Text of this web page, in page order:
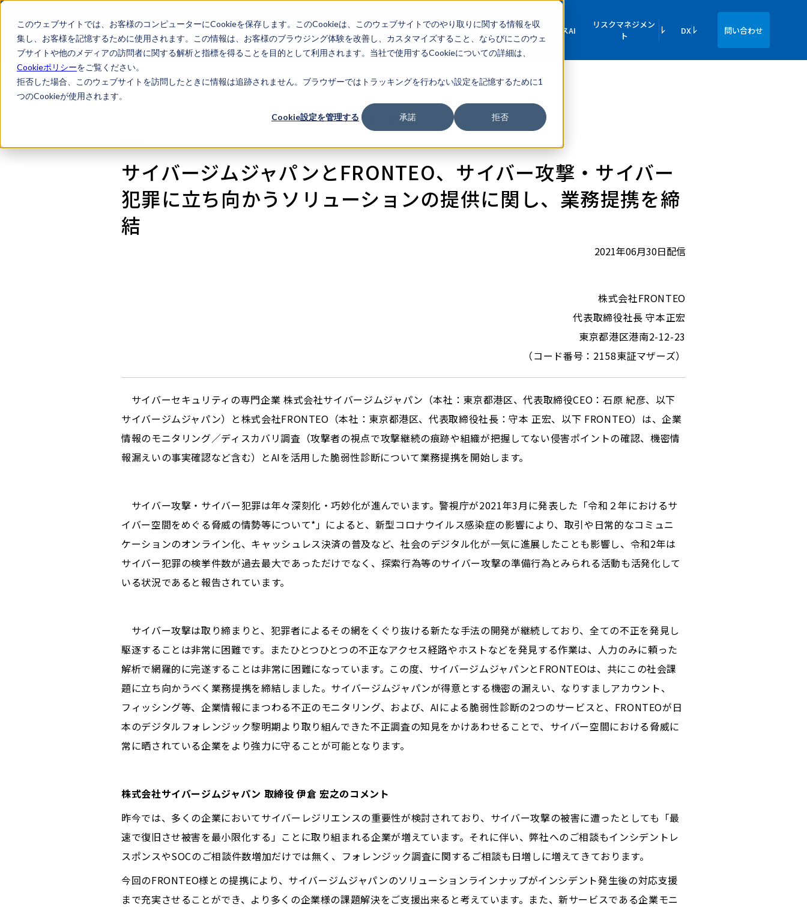
このウェブサイトでは、お客様のコンピューターにCookieを保存します。このCookieは、このウェブサイトでのやり取りに関する情報を収
集し、お客様を記憶するために使用されます。この情報は、お客様のブラウジング体験を改善し、カスタマイズすること、ならびにこのウェ
ブサイトや他のメディアの訪問者に関する解析と指標を得ることを目的として利用されます。当社で使用するCookieについての詳細は、
Cookieポリシーをご覧ください。
拒否した場合、このウェブサイトを訪問したときに情報は追跡されません。ブラウザーではトラッキングを行わない設定を記憶するために1
つのCookieが使用されます。
Cookie設定を管理する 承諾 拒否
企業情
報
IR情報 ライフサイエンスAI
リスクマネジメン
ト
DX 問い合わせ
- 報道関係者各位 -
サイバージムジャパンとFRONTEO、サイバー攻撃・サイバー
犯罪に立ち向かうソリューションの提供に関し、業務提携を締
結
2021年06月30日配信
株式会社FRONTEO
代表取締役社長 守本正宏
東京都港区港南2-12-23
（コード番号：2158東証マザーズ）
サイバーセキュリティの専門企業 株式会社サイバージムジャパン（本社：東京都港区、代表取締役CEO：石原 紀彦、以下
サイバージムジャパン）と株式会社FRONTEO（本社：東京都港区、代表取締役社長：守本 正宏、以下 FRONTEO）は、企業
情報のモニタリング／ディスカバリ調査（攻撃者の視点で攻撃継続の痕跡や組織が把握してない侵害ポイントの確認、機密情
報漏えいの事実確認など含む）とAIを活用した脆弱性診断について業務提携を開始します。
サイバー攻撃・サイバー犯罪は年々深刻化・巧妙化が進んでいます。警視庁が2021年3月に発表した「令和２年におけるサ
イバー空間をめぐる脅威の情勢等について*」によると、新型コロナウイルス感染症の影響により、取引や日常的なコミュニ
ケーションのオンライン化、キャッシュレス決済の普及など、社会のデジタル化が一気に進展したことも影響し、令和2年は
サイバー犯罪の検挙件数が過去最大であっただけでなく、探索行為等のサイバー攻撃の準備行為とみられる活動も活発化して
いる状況であると報告されています。
サイバー攻撃は取り締まりと、犯罪者によるその網をくぐり抜ける新たな手法の開発が継続しており、全ての不正を発見し
駆逐することは非常に困難です。またひとつひとつの不正なアクセス経路やホストなどを発見する作業は、人力のみに頼った
解析で網羅的に完遂することは非常に困難になっています。この度、サイバージムジャパンとFRONTEOは、共にこの社会課
題に立ち向かうべく業務提携を締結しました。サイバージムジャパンが得意とする機密の漏えい、なりすましアカウント、
フィッシング等、企業情報にまつわる不正のモニタリング、および、AIによる脆弱性診断の2つのサービスと、FRONTEOが日
本のデジタルフォレンジック黎明期より取り組んできた不正調査の知見をかけあわせることで、サイバー空間における脅威に
常に晒されている企業をより強力に守ることが可能となります。
株式会社サイバージムジャパン 取締役 伊倉 宏之のコメント
昨今では、多くの企業においてサイバーレジリエンスの重要性が検討されており、サイバー攻撃の被害に遭ったとしても「最
速で復旧させ被害を最小限化する」ことに取り組まれる企業が増えています。それに伴い、弊社へのご相談もインシデントレ
スポンスやSOCのご相談件数増加だけでは無く、フォレンジック調査に関するご相談も日増しに増えてきております。
今回のFRONTEO様との提携により、サイバージムジャパンのソリューションラインナップがインシデント発生後の対応支援
まで充実させることができ、より多くの企業様の課題解決をご支援出来ると考えています。また、新サービスである企業モニ